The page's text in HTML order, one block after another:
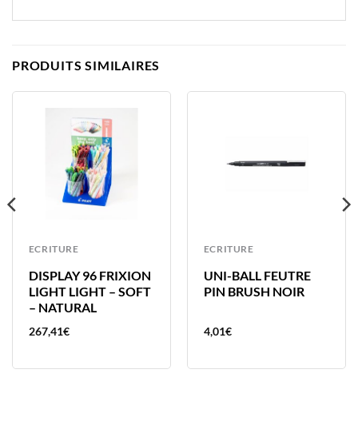
PRODUITS SIMILAIRES
ECRITURE
DISPLAY 96 FRIXION
LIGHT LIGHT – SOFT
– NATURAL
267,41€
ECRITURE
UNI-BALL FEUTRE
PIN BRUSH NOIR
4,01€